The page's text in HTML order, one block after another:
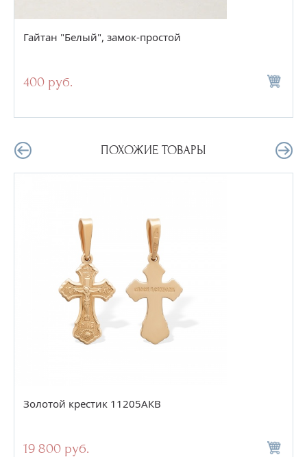
Гайтан "Белый", замок-простой
400 руб.
ПОХОЖИЕ ТОВАРЫ
Золотой крестик 11205АКВ
19 800 руб.